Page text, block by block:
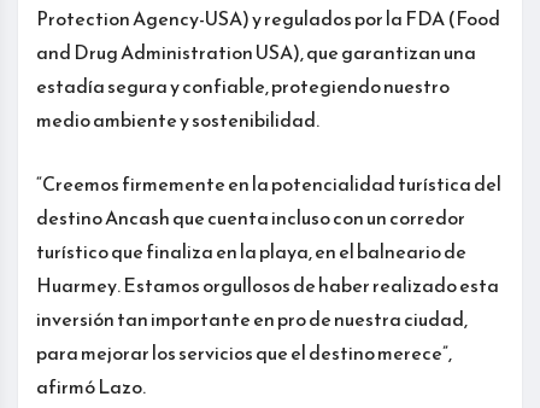
Protection Agency-USA) y regulados por la FDA (Food
and Drug Administration USA), que garantizan una
estadía segura y confiable, protegiendo nuestro
medio ambiente y sostenibilidad.
“Creemos firmemente en la potencialidad turística del
destino Ancash que cuenta incluso con un corredor
turístico que finaliza en la playa, en el balneario de
Huarmey. Estamos orgullosos de haber realizado esta
inversión tan importante en pro de nuestra ciudad,
para mejorar los servicios que el destino merece”,
afirmó Lazo.